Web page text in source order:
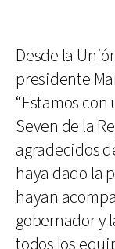
Desde la
presidente
“Estamos
Seven de la
agradecidos
haya dado la
hayan
gobernador y